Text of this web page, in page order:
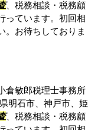
、税務相談・税務顧
っています。初回相
。お待ちしておりま
倉敏郎税理士事務所
明石市、神戸市、姫
、税務相談・税務顧